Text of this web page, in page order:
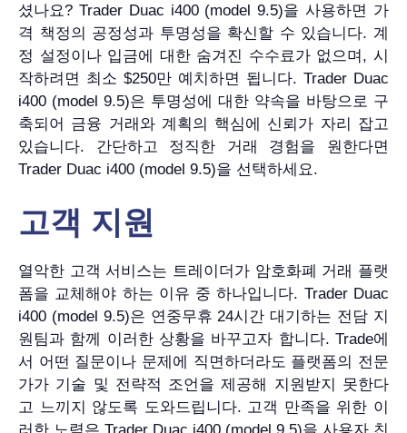
셨나요? Trader Duac i400 (model 9.5)을 사용하면 가
격 책정의 공정성과 투명성을 확신할 수 있습니다. 계
정 설정이나 입금에 대한 숨겨진 수수료가 없으며, 시
작하려면 최소 $250만 예치하면 됩니다. Trader Duac
i400 (model 9.5)은 투명성에 대한 약속을 바탕으로 구
축되어 금융 거래와 계획의 핵심에 신뢰가 자리 잡고
있습니다. 간단하고 정직한 거래 경험을 원한다면
Trader Duac i400 (model 9.5)을 선택하세요.
고객 지원
열악한 고객 서비스는 트레이더가 암호화폐 거래 플랫
폼을 교체해야 하는 이유 중 하나입니다. Trader Duac
i400 (model 9.5)은 연중무휴 24시간 대기하는 전담 지
원팀과 함께 이러한 상황을 바꾸고자 합니다. Trade에
서 어떤 질문이나 문제에 직면하더라도 플랫폼의 전문
가가 기술 및 전략적 조언을 제공해 지원받지 못한다
고 느끼지 않도록 도와드립니다. 고객 만족을 위한 이